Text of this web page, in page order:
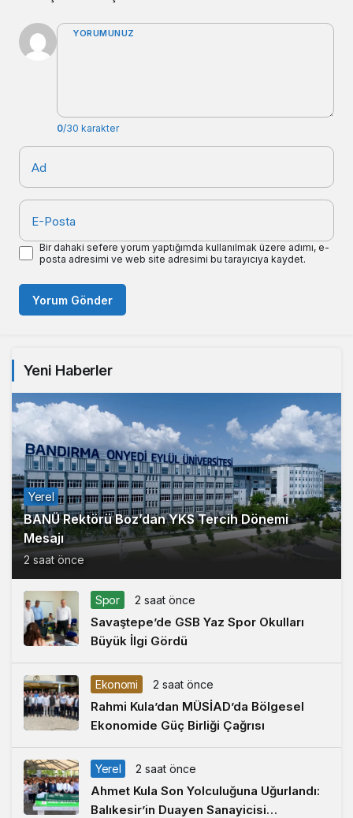
YORUMUNUZ
0/30 karakter
Ad
E-Posta
Bir dahaki sefere yorum yaptığımda kullanılmak üzere adımı, e-
posta adresimi ve web site adresimi bu tarayıcıya kaydet.
Yorum Gönder
Yeni Haberler
Yerel
BANÜ Rektörü Boz’dan YKS Tercih Dönemi
Mesajı
2 saat önce
Spor 2 saat önce
Savaştepe’de GSB Yaz Spor Okulları
Büyük İlgi Gördü
Ekonomi 2 saat önce
Rahmi Kula’dan MÜSİAD’da Bölgesel
Ekonomide Güç Birliği Çağrısı
Yerel 2 saat önce
Ahmet Kula Son Yolculuğuna Uğurlandı:
Balıkesir’in Duayen Sanayicisi